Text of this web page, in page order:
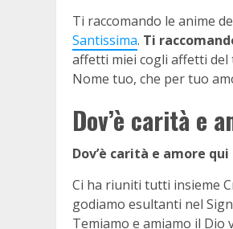
Ti raccomando le anime
Santissima. Ti
affetti miei cogli affetti
Nome tuo, che per tuo
Dov’è carità e
Dov’è carità e amore qui
Ci ha riuniti tutti insieme
godiamo esultanti nel
Temiamo e amiamo il Dio